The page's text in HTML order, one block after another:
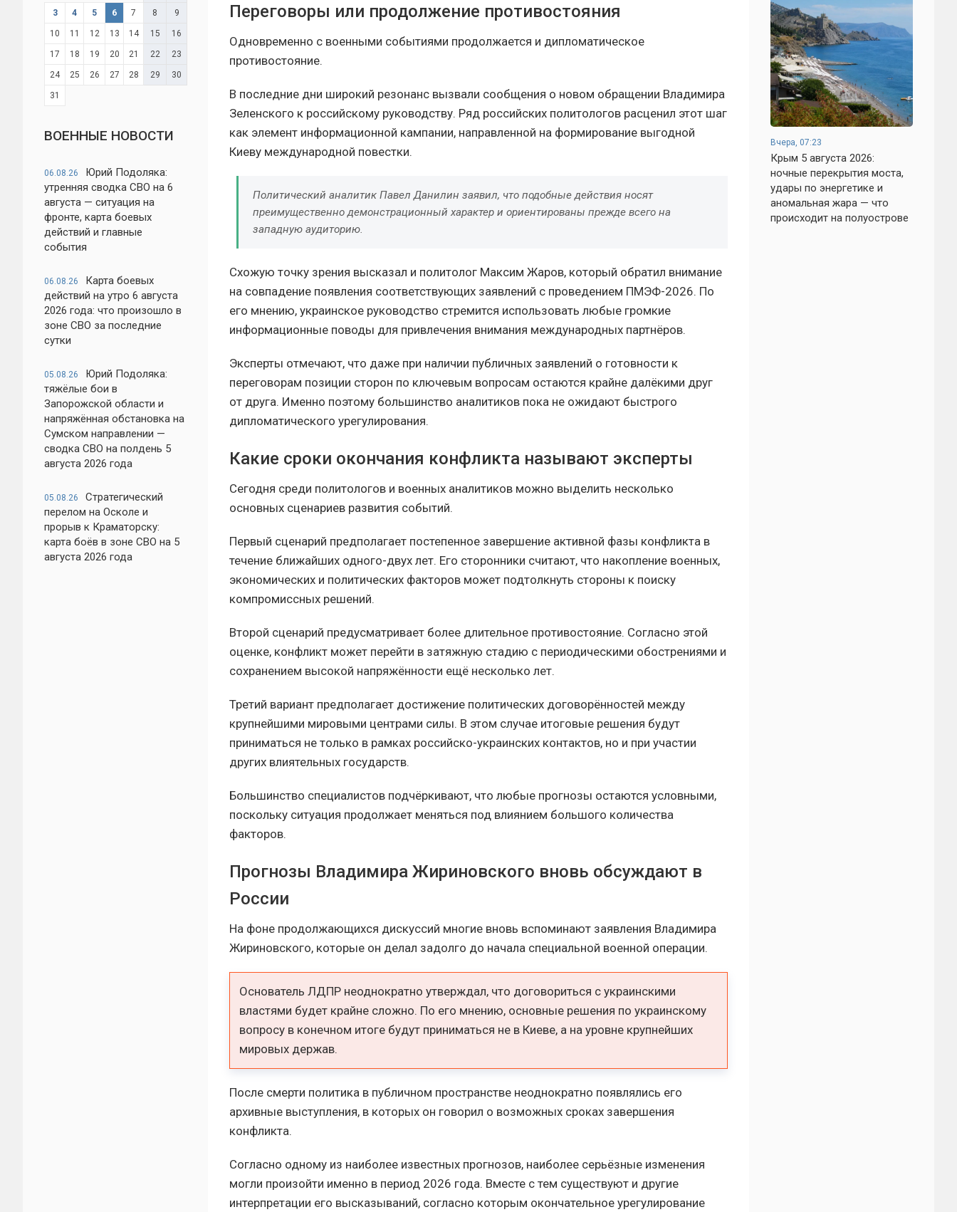
3 4 5 6 7 8 9
10 11 12 13 14 15 16
17 18 19 20 21 22 23
24 25 26 27 28 29 30
31
ВОЕННЫЕ НОВОСТИ
06.08.26
Юрий Подоляка:
утренняя сводка СВО на 6
августа — ситуация на
фронте, карта боевых
действий и главные
события
06.08.26
Карта боевых
действий на утро 6 августа
2026 года: что произошло в
зоне СВО за последние
сутки
05.08.26
Юрий Подоляка:
тяжёлые бои в
Запорожской области и
напряжённая обстановка на
Сумском направлении —
сводка СВО на полдень 5
августа 2026 года
05.08.26
Стратегический
перелом на Осколе и
прорыв к Краматорску:
карта боёв в зоне СВО на 5
августа 2026 года
Переговоры или продолжение противостояния
Одновременно с военными событиями продолжается и дипломатическое
противостояние.
В последние дни широкий резонанс вызвали сообщения о новом обращении Владимира
Зеленского к российскому руководству. Ряд российских политологов расценил этот шаг
как элемент информационной кампании, направленной на формирование выгодной
Киеву международной повестки.
Политический аналитик Павел Данилин заявил, что подобные действия носят
преимущественно демонстрационный характер и ориентированы прежде всего на
западную аудиторию.
Схожую точку зрения высказал и политолог Максим Жаров, который обратил внимание
на совпадение появления соответствующих заявлений с проведением ПМЭФ-2026. По
его мнению, украинское руководство стремится использовать любые громкие
информационные поводы для привлечения внимания международных партнёров.
Эксперты отмечают, что даже при наличии публичных заявлений о готовности к
переговорам позиции сторон по ключевым вопросам остаются крайне далёкими друг
от друга. Именно поэтому большинство аналитиков пока не ожидают быстрого
дипломатического урегулирования.
Какие сроки окончания конфликта называют эксперты
Сегодня среди политологов и военных аналитиков можно выделить несколько
основных сценариев развития событий.
Первый сценарий предполагает постепенное завершение активной фазы конфликта в
течение ближайших одного-двух лет. Его сторонники считают, что накопление военных,
экономических и политических факторов может подтолкнуть стороны к поиску
компромиссных решений.
Второй сценарий предусматривает более длительное противостояние. Согласно этой
оценке, конфликт может перейти в затяжную стадию с периодическими обострениями и
сохранением высокой напряжённости ещё несколько лет.
Третий вариант предполагает достижение политических договорённостей между
крупнейшими мировыми центрами силы. В этом случае итоговые решения будут
приниматься не только в рамках российско-украинских контактов, но и при участии
других влиятельных государств.
Большинство специалистов подчёркивают, что любые прогнозы остаются условными,
поскольку ситуация продолжает меняться под влиянием большого количества
факторов.
Прогнозы Владимира Жириновского вновь обсуждают в
России
На фоне продолжающихся дискуссий многие вновь вспоминают заявления Владимира
Жириновского, которые он делал задолго до начала специальной военной операции.
Основатель ЛДПР неоднократно утверждал, что договориться с украинскими
властями будет крайне сложно. По его мнению, основные решения по украинскому
вопросу в конечном итоге будут приниматься не в Киеве, а на уровне крупнейших
мировых держав.
После смерти политика в публичном пространстве неоднократно появлялись его
архивные выступления, в которых он говорил о возможных сроках завершения
конфликта.
Согласно одному из наиболее известных прогнозов, наиболее серьёзные изменения
могли произойти именно в период 2026 года. Вместе с тем существуют и другие
интерпретации его высказываний, согласно которым окончательное урегулирование
Вчера, 07:23
Крым 5 августа 2026:
ночные перекрытия моста,
удары по энергетике и
аномальная жара — что
происходит на полуострове